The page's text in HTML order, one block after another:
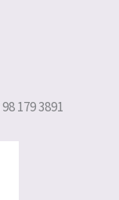
179 3891